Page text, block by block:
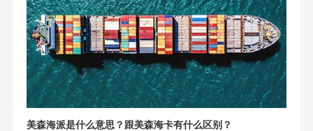
美森海派是什么意思？跟美森海卡有什么区别？